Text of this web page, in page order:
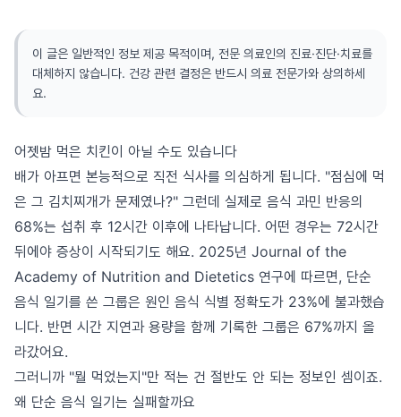
이 글은 일반적인 정보 제공 목적이며, 전문 의료인의 진료·진단·치료를
대체하지 않습니다. 건강 관련 결정은 반드시 의료 전문가와 상의하세
요.
어젯밤 먹은 치킨이 아닐 수도 있습니다
배가 아프면 본능적으로 직전 식사를 의심하게 됩니다. "점심에 먹
은 그 김치찌개가 문제였나?" 그런데 실제로 음식 과민 반응의
68%는 섭취 후 12시간 이후에 나타납니다. 어떤 경우는 72시간
뒤에야 증상이 시작되기도 해요. 2025년 Journal of the
Academy of Nutrition and Dietetics 연구에 따르면, 단순
음식 일기를 쓴 그룹은 원인 음식 식별 정확도가 23%에 불과했습
니다. 반면 시간 지연과 용량을 함께 기록한 그룹은 67%까지 올
라갔어요.
그러니까 "뭘 먹었는지"만 적는 건 절반도 안 되는 정보인 셈이죠.
왜 단순 음식 일기는 실패할까요